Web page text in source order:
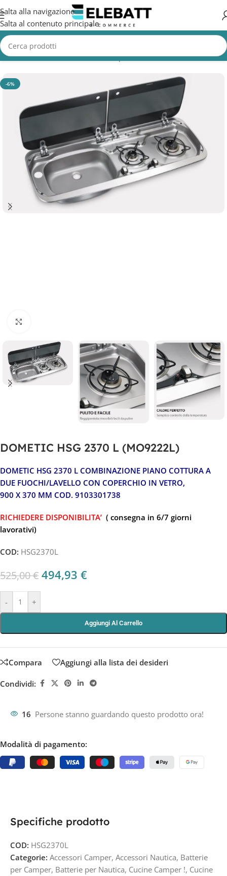
Salta alla navigazione
Salta al contenuto principale
Home/Accessori Nautica/Cucine per Barche
-6%
DOMETIC HSG 2370 L (MO9222L)
DOMETIC HSG 2370 L COMBINAZIONE PIANO COTTURA A
DUE FUOCHI/LAVELLO CON COPERCHIO IN VETRO,
900 X 370 MM COD. 9103301738
RICHIEDERE DISPONIBILITA’ ( consegna in 6/7 giorni
lavorativi)
COD: HSG2370L
525,00€ 494,93 €
- +
Aggiungi Al Carrello
Compara Aggiungi alla lista dei desideri
Condividi:
16 Persone stanno guardando questo prodotto ora!
Modalità di pagamento:
Specifiche prodotto
COD: HSG2370L
Categorie: Accessori Camper, Accessori Nautica, Batterie
per Camper, Batterie per Nautica, Cucine Camper !, Cucine